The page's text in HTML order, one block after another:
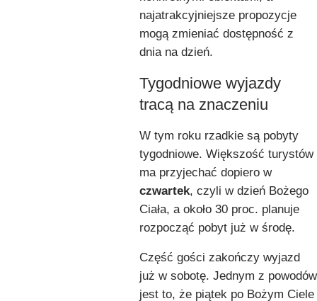
najatrakcyjniejsze propozycje
mogą zmieniać dostępność z
dnia na dzień.
Tygodniowe wyjazdy
tracą na znaczeniu
W tym roku rzadkie są pobyty
tygodniowe. Większość turystów
ma przyjechać dopiero w
czwartek, czyli w dzień Bożego
Ciała, a około 30 proc. planuje
rozpocząć pobyt już w środę.
Część gości zakończy wyjazd
już w sobotę. Jednym z powodów
jest to, że piątek po Bożym Ciele